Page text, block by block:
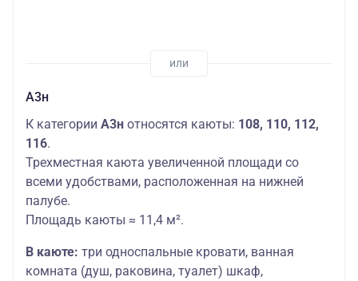
А3н
К категории А3н относятся каюты: 108, 110, 112,
116.
Трехместная каюта увеличенной площади со
всеми удобствами, расположенная на нижней
палубе.
Площадь каюты ≈ 11,4 м².
В каюте: три односпальные кровати, ванная
комната (душ, раковина, туалет) шкаф,